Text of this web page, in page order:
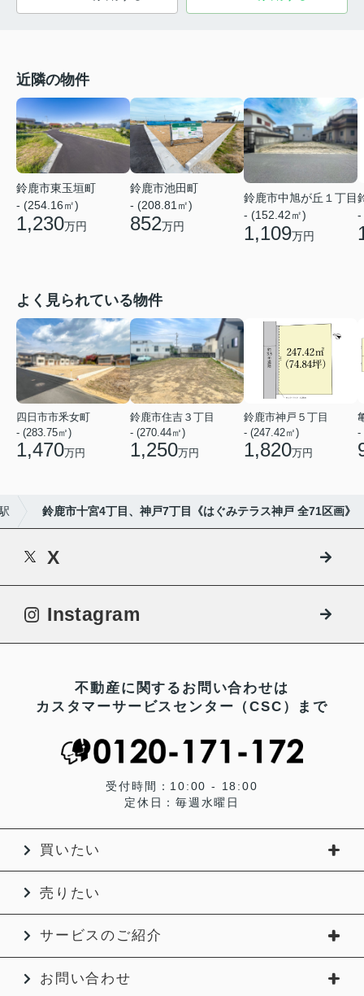
近隣の物件
鈴鹿市東玉垣町
- (254.16㎡)
1,230万円
鈴鹿市池田町
- (208.81㎡)
852万円
鈴鹿市中旭が丘１丁目
- (152.42㎡)
1,109万円
-
よく見られている物件
四日市市釆女町
- (283.75㎡)
1,470万円
鈴鹿市住吉３丁目
- (270.44㎡)
1,250万円
鈴鹿市神戸５丁目
- (247.42㎡)
1,820万円
-
鈴鹿市十宮4丁目、神戸7丁目《はぐみテラス神戸 全71区画》
X
Instagram
不動産に関するお問い合わせは
カスタマーサービスセンター（CSC）まで
受付時間：10:00 - 18:00
定休日：毎週水曜日
買いたい
売りたい
サービスのご紹介
お問い合わせ